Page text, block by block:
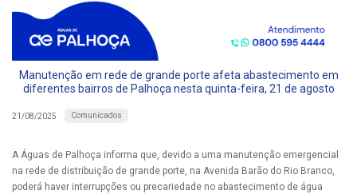
Manutenção em rede de grande porte afeta abastecimento em
diferentes bairros de Palhoça nesta quinta-feira, 21 de agosto
21/08/2025 Comunicados
A Águas de Palhoça informa que, devido a uma manutenção emergencial
na rede de distribuição de grande porte, na Avenida Barão do Rio Branco,
poderá haver interrupções ou precariedade no abastecimento de água